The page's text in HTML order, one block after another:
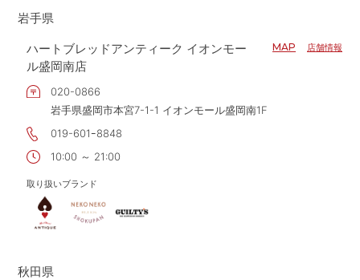
岩手県
ハートブレッドアンティーク イオンモー
ル盛岡南店
MAP 店舗情報
020-0866
岩手県盛岡市本宮7-1-1 イオンモール盛岡南1F
019-601ｰ8848
10:00 ～ 21:00
取り扱いブランド
秋田県